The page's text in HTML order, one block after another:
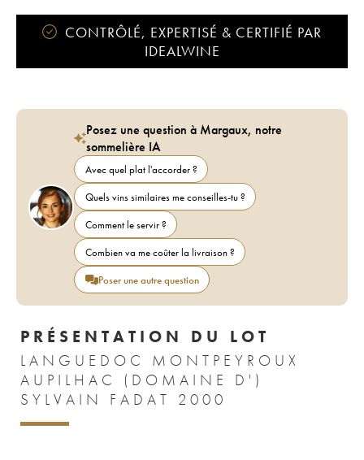
CONTRÔLÉ, EXPERTISÉ & CERTIFIÉ PAR
IDEALWINE
Posez une question à Margaux, notre
sommelière IA
Avec quel plat l'accorder ?
Quels vins similaires me conseilles-tu ?
Comment le servir ?
Combien va me coûter la livraison ?
Poser une autre question
PRÉSENTATION DU LOT
LANGUEDOC MONTPEYROUX
AUPILHAC (DOMAINE D')
SYLVAIN FADAT 2000